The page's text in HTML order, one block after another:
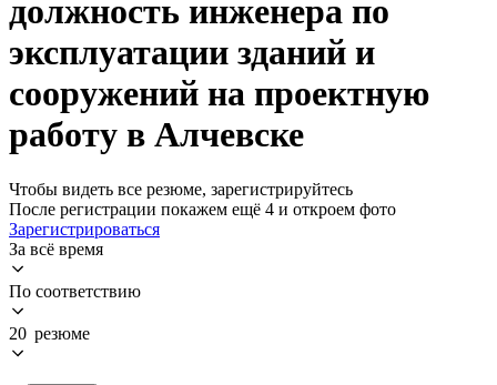
должность инженера по
эксплуатации зданий и
сооружений на проектную
работу в Алчевске
Чтобы видеть все резюме, зарегистрируйтесь
После регистрации покажем ещё 4 и откроем фото
Зарегистрироваться
За всё время
По соответствию
20 резюме